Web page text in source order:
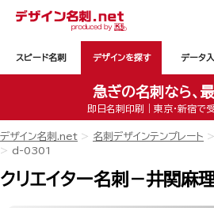
スピード名刺 デザインを探す データ
急ぎの名刺なら、
即日名刺印刷｜東京・新宿で
デザイン名刺.net 名刺デザインテンプレート
d-0301
クリエイター名刺－井関